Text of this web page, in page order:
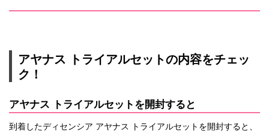
アヤナス トライアルセットの内容をチェッ
ク！
アヤナス トライアルセットを開封すると
到着したディセンシア アヤナス トライアルセットを開封すると、